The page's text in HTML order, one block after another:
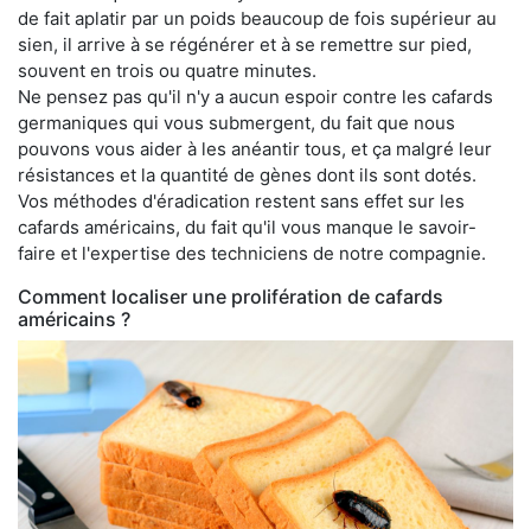
de fait aplatir par un poids beaucoup de fois supérieur au
sien, il arrive à se régénérer et à se remettre sur pied,
souvent en trois ou quatre minutes.
Ne pensez pas qu'il n'y a aucun espoir contre les cafards
germaniques qui vous submergent, du fait que nous
pouvons vous aider à les anéantir tous, et ça malgré leur
résistances et la quantité de gènes dont ils sont dotés.
Vos méthodes d'éradication restent sans effet sur les
cafards américains, du fait qu'il vous manque le savoir-
faire et l'expertise des techniciens de notre compagnie.
Comment localiser une prolifération de cafards
américains ?